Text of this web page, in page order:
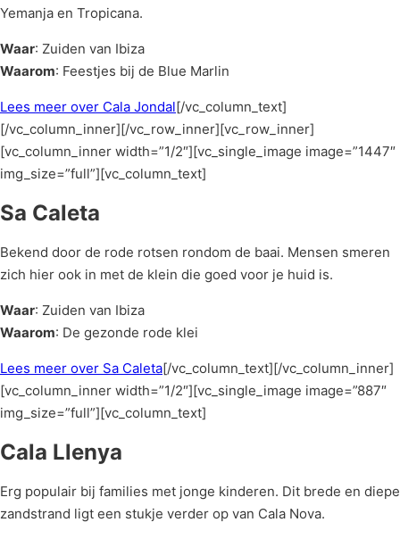
Yemanja en Tropicana.
Waar: Zuiden van Ibiza
Waarom: Feestjes bij de Blue Marlin
Lees meer over Cala Jondal[/vc_column_text]
[/vc_column_inner][/vc_row_inner][vc_row_inner]
[vc_column_inner width=”1/2″][vc_single_image image=”1447″
img_size=”full”][vc_column_text]
Sa Caleta
Bekend door de rode rotsen rondom de baai. Mensen smeren
zich hier ook in met de klein die goed voor je huid is.
Waar: Zuiden van Ibiza
Waarom: De gezonde rode klei
Lees meer over Sa Caleta[/vc_column_text][/vc_column_inner]
[vc_column_inner width=”1/2″][vc_single_image image=”887″
img_size=”full”][vc_column_text]
Cala Llenya
Erg populair bij families met jonge kinderen. Dit brede en diepe
zandstrand ligt een stukje verder op van Cala Nova.